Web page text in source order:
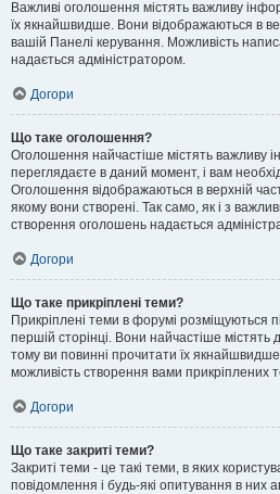
Важливі оголошення містять важливу
їх якнайшвидше. Вони відображаються в
вашій Панелі керування. Можливість
надається адміністратором.
Догори
Що таке оголошення?
Оголошення найчастіше містять важливу
переглядаєте в даний момент, і вам
Оголошення відображаються в верхній
якому вони створені. Так само, як і з
створення оголошень надається
Догори
Що таке прикріплені теми?
Прикріплені теми в форумі розміщуються
першій сторінці. Вони найчастіше
тому ви повинні прочитати їх
можливість створення вами прикріплених
Догори
Що таке закриті теми?
Закриті теми - це такі теми, в яких
повідомлення і будь-які опитування в них